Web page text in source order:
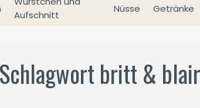
Aufschnitt
Nüsse Getränke
britt & blair